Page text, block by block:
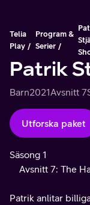
Telia
Play
Program &
Serier
Patrik
Barn2021Avsnitt 7
Utforska paket
Säsong 1
Avsnitt 7: The
Patrik anlitar